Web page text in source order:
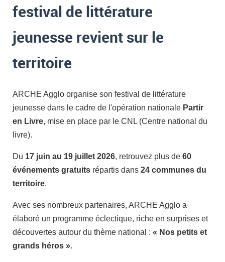
festival de littérature
jeunesse revient sur le
territoire
ARCHE Agglo organise son festival de littérature
jeunesse dans le cadre de l'opération nationale Partir
en Livre, mise en place par le CNL (Centre national du
livre).
Du 17 juin au 19 juillet 2026, retrouvez plus de 60
événements gratuits répartis dans 24 communes du
territoire.
Avec ses nombreux partenaires, ARCHE Agglo a
élaboré un programme éclectique, riche en surprises et
découvertes autour du thème national : « Nos petits et
grands héros ».